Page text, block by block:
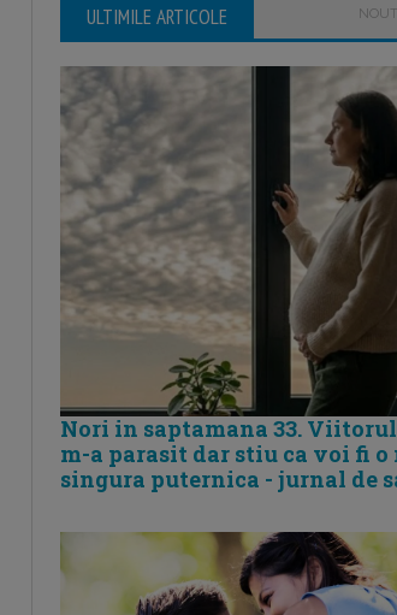
ULTIMILE ARTICOLE
Nori in saptamana 33.
m-a parasit dar stiu ca voi fi o
singura puternica - jurnal de